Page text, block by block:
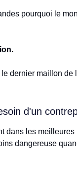
pourquoi le
dernier maillon de
d'un
dans les meilleures
dangereuse